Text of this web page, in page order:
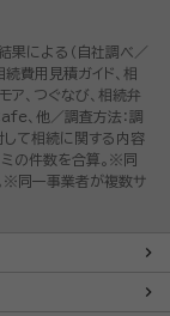
果による（自社調べ／
費用見積ガイド、相
ア、つぐなび、相続弁
、他／調査方法：調
して相続に関する内容
の件数を合算。※同
※同一事業者が複数サ